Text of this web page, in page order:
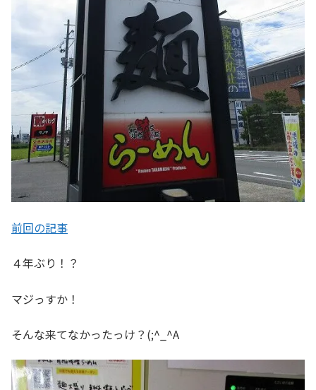
前回の記事
４年ぶり！？
マジっすか！
そんな来てなかったっけ？(;^_^A